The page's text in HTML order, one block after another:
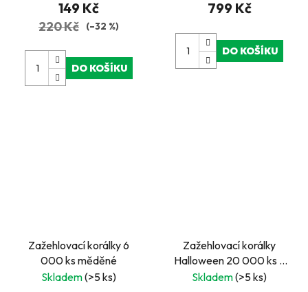
149 Kč
220 Kč (–32 %)
DO KOŠÍKU
podložky a doplňky
799 Kč
DO KOŠÍKU
Zažehlovací korálky 6
000 ks měděné
Skladem(>5 ks)
Zažehlovací korálky
Halloween 20 000 ks –
kreativní sada v kbelíku
Skladem(>5 ks)